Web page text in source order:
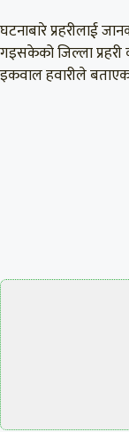
घटनाबारे प्रहरीलाई
गइसकेको जिल्ला प्रहरी
इकवाल हवारीले